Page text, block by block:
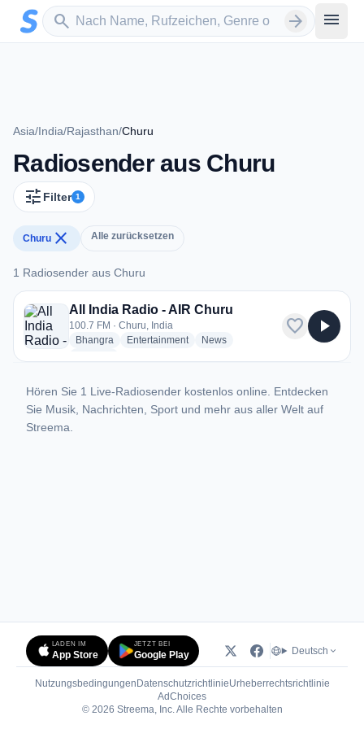
Zum Hauptinhalt springen
search
Sender suchen arrow_forward menu
Asia/India/Rajasthan/Churu
Radiosender aus Churu
tune Filter 1
Churu close Alle zurücksetzen
1 Radiosender aus Churu
1 Radiosender aus Churu
All India Radio - AIR Churu
100.7 FM · Churu, India
Bhangra radio stations
Entertainmentradio stations
Newsradio stations
favorite play_arrow
Hören Sie 1 Live-Radiosender kostenlos online. Entdecken
Sie Musik, Nachrichten, Sport und mehr aus aller Welt auf
Streema.
LADEN IM
App Store
JETZT BEI
Google Play Deutsch
Nutzungsbedingungen DatenschutzrichtlinieUrheberrechtsrichtlinie
AdChoices(öffnet in neuem Tab)
© 2026 Streema, Inc. Alle Rechte vorbehalten